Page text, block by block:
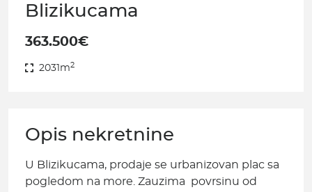
Blizikucama
363.500€
2031m2
Opis nekretnine
U Blizikucama, prodaje se urbanizovan plac sa
pogledom na more. Zauzima povrsinu od